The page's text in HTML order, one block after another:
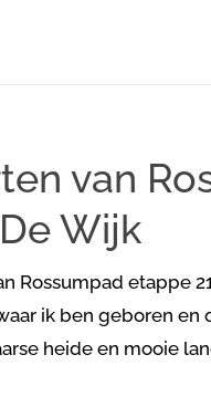
van
Wijk
Rossumpad etappe
ik ben geboren
heide en mooie